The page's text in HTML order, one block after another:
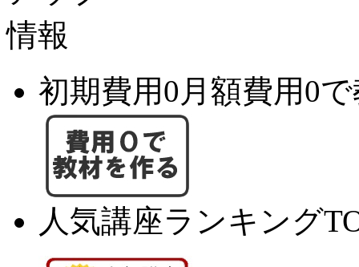
初期費用0月額費用0
人気講座ランキング